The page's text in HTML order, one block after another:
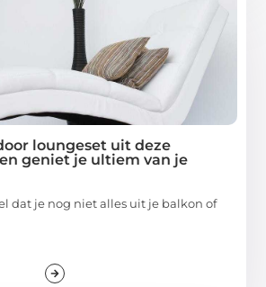
loungeset uit deze
geniet je ultiem van je
dat je nog niet alles uit je balkon of